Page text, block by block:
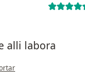
alli labora
del usuario A Bracho